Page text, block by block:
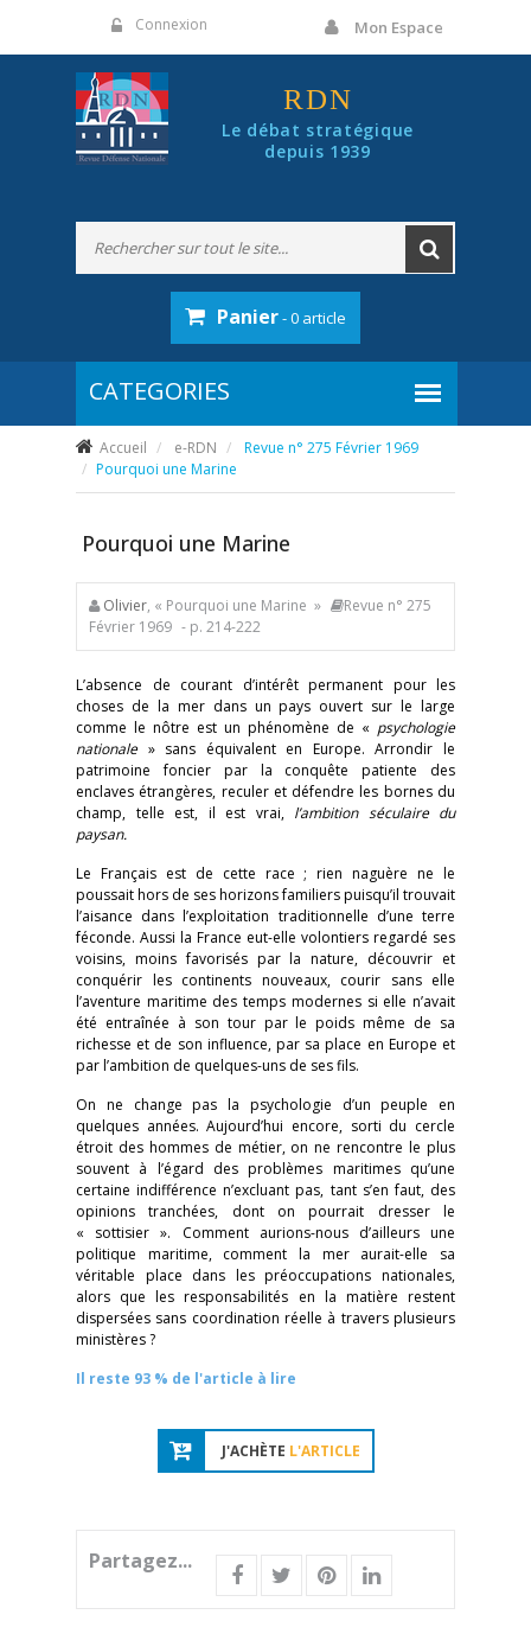
Connexion Mon Espace
RDN
Le débat stratégique
depuis 1939
Panier- 0 article
Accueil e-RDN
Revue n° 275 Février 1969
Pourquoi une Marine
Pourquoi une Marine
Olivier, « Pourquoi une Marine »
Revue n° 275
Février 1969 - p. 214-222
L’absence de courant d’intérêt permanent pour les
choses de la mer dans un pays ouvert sur le large
comme le nôtre est un phénomène de « psychologie
nationale » sans équivalent en Europe. Arrondir le
patrimoine foncier par la conquête patiente des
enclaves étrangères, reculer et défendre les bornes du
champ, telle est, il est vrai, l’ambition séculaire du
paysan.
Le Français est de cette race ; rien naguère ne le
poussait hors de ses horizons familiers puisqu’il trouvait
l’aisance dans l’exploitation traditionnelle d’une terre
féconde. Aussi la France eut-elle volontiers regardé ses
voisins, moins favorisés par la nature, découvrir et
conquérir les continents nouveaux, courir sans elle
l’aventure maritime des temps modernes si elle n’avait
été entraînée à son tour par le poids même de sa
richesse et de son influence, par sa place en Europe et
par l’ambition de quelques-uns de ses fils.
On ne change pas la psychologie d’un peuple en
quelques années. Aujourd’hui encore, sorti du cercle
étroit des hommes de métier, on ne rencontre le plus
souvent à l’égard des problèmes maritimes qu’une
certaine indifférence n’excluant pas, tant s’en faut, des
opinions tranchées, dont on pourrait dresser le
« sottisier ». Comment aurions-nous d’ailleurs une
politique maritime, comment la mer aurait-elle sa
véritable place dans les préoccupations nationales,
alors que les responsabilités en la matière restent
dispersées sans coordination réelle à travers plusieurs
ministères ?
Il reste 93 % de l'article à lire
J'ACHÈTE L'ARTICLE
Partagez...